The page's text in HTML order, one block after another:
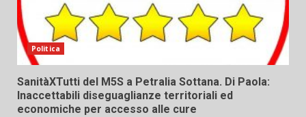
Politica
SanitàXTutti del M5S a Petralia Sottana. Di Paola:
Inaccettabili diseguaglianze territoriali ed
economiche per accesso alle cure